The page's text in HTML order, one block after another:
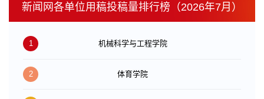
新闻网各单位用稿投稿量排行榜（2026年7月）
1 机械科学与工程学院
2 体育学院